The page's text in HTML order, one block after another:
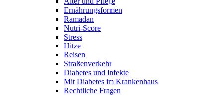
Ernährungsformen
Ramadan
Nutri-Score
Stress
Hitze
Reisen
Straßenverkehr
Diabetes und Infekte
Mit Diabetes im Krankenhaus
Rechtliche Fragen